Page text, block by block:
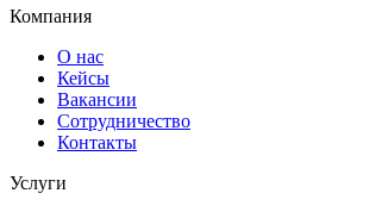
Компания
О нас
Кейсы
Вакансии
Сотрудничество
Контакты
Услуги